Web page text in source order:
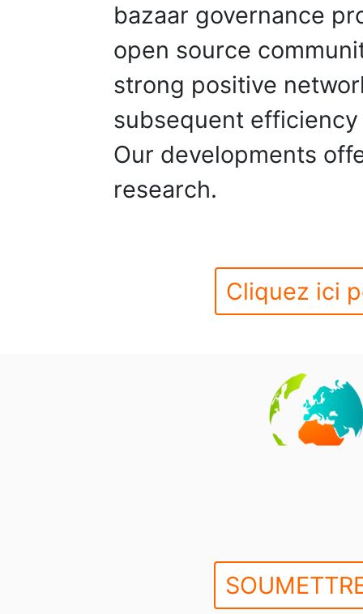
bazaar governance
open source
strong positive
subsequent
Our developments
research.
Cliquez ici